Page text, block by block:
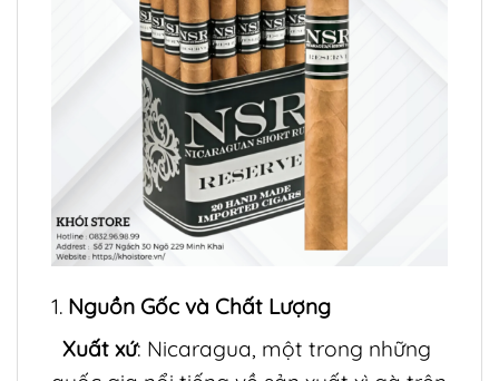
1. Nguồn Gốc và Chất Lượng
Xuất xứ: Nicaragua, một trong những